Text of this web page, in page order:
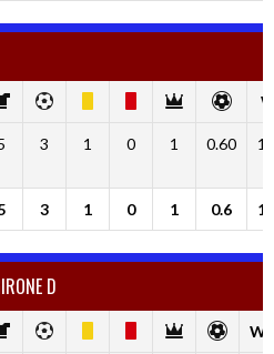
3 1 0 1 0.60
3 1 0 1 0.6
D
W